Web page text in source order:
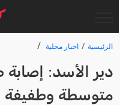
الرئيسية اخبار محلية
دير الأسد: إصابة
متوسطة وطفيفة